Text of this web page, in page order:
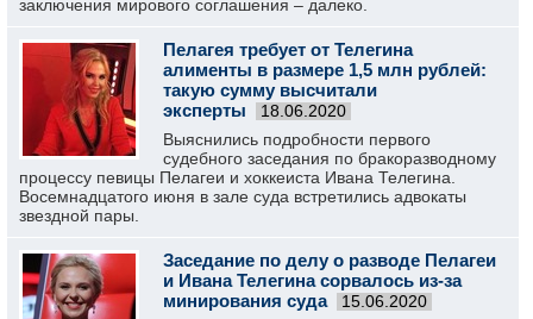
заключения мирового соглашения – далеко.
Пелагея требует от Телегина
алименты в размере 1,5 млн рублей:
такую сумму высчитали
эксперты
18.06.2020
Выяснились подробности первого
судебного заседания по бракоразводному
процессу певицы Пелагеи и хоккеиста Ивана Телегина.
Восемнадцатого июня в зале суда встретились адвокаты
звездной пары.
Заседание по делу о разводе Пелагеи
и Ивана Телегина сорвалось из-за
минирования суда
15.06.2020